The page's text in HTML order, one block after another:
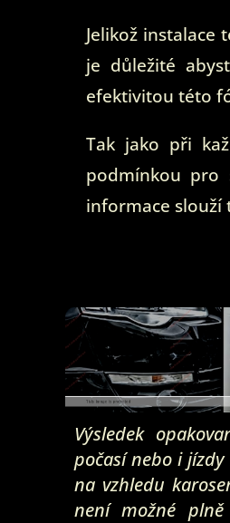
Jelikož instalace
je důležité
efektivitou této
Tak jako při
podmínkou pro
informace slouží
Výsledek
počasí nebo i
na vzhledu
není možné